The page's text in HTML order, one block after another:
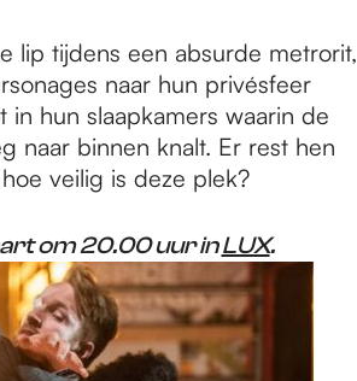
lip tijdens een absurde metrorit,
naar hun privésfeer
hun slaapkamers waarin de
naar binnen knalt. Er rest hen
veilig is deze plek?
om 20.00 uur inLUX.